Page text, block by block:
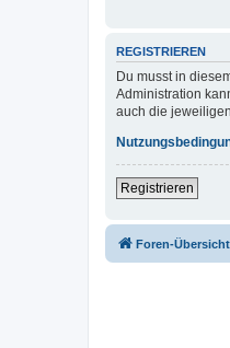
REGISTRIEREN
Du musst in
Administration
auch die
Registrieren
Foren-Übersicht